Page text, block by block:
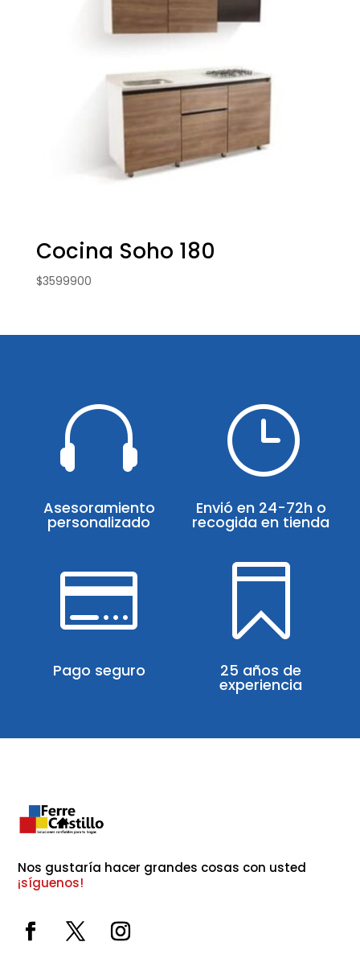
Cocina Soho 180
$3599900

Asesoramiento
personalizado
}
Envió en 24-72h o
recogida en tienda

Pago seguro

25 años de
experiencia
Nos gustaría hacer grandes cosas con usted
¡síguenos!